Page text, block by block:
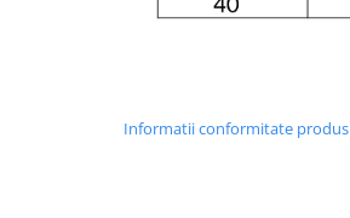
Informatii conformitate produs